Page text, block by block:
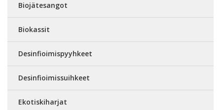
Biojätesangot
Biokassit
Desinfioimispyyhkeet
Desinfioimissuihkeet
Ekotiskiharjat